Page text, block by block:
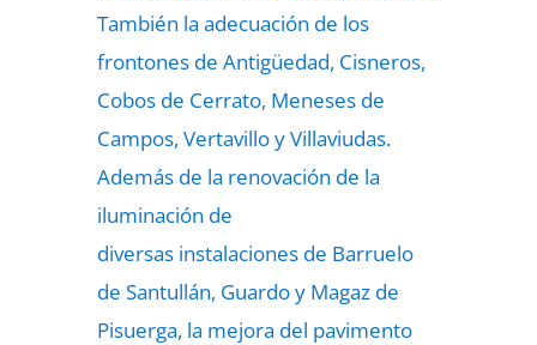
También la adecuación de los
frontones de Antigüedad, Cisneros,
Cobos de Cerrato, Meneses de
Campos, Vertavillo y Villaviudas.
Además de la renovación de la
iluminación de
diversas instalaciones de Barruelo
de Santullán, Guardo y Magaz de
Pisuerga, la mejora del pavimento